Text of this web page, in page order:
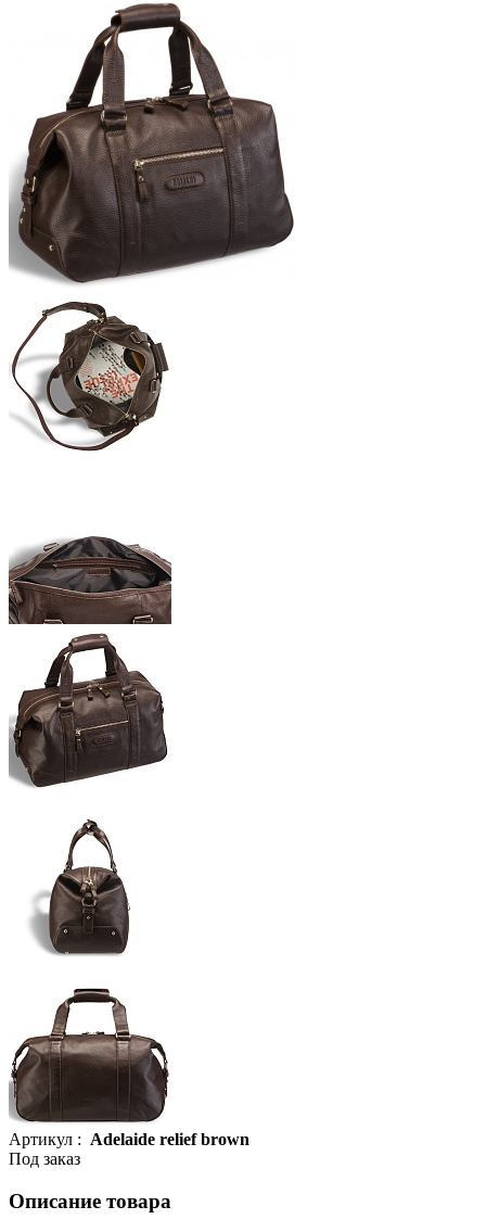
Артикул : Adelaide relief brown
Под заказ
Описание товара